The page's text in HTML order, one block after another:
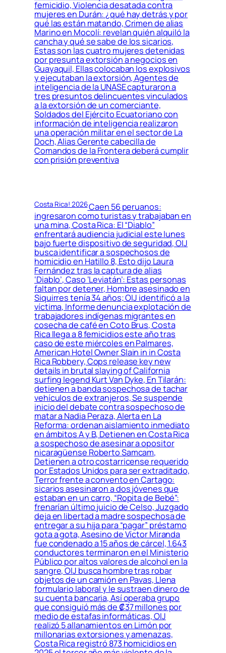
femicidio, Violencia desatada contra
mujeres en Durán: ¿qué hay detrás y por
qué las están matando, Crimen de alias
Marino en Mocolí: revelan quién alquiló la
cancha y qué se sabe de los sicarios,
Estas son las cuatro mujeres detenidas
por presunta extorsión a negocios en
Guayaquil, Ellas colocaban los explosivos
y ejecutaban la extorsión, Agentes de
inteligencia de la UNASE capturaron a
tres presuntos delincuentes vinculados
a la extorsión de un comerciante,
Soldados del Ejército Ecuatoriano con
información de inteligencia realizaron
una operación militar en el sector de La
Doch, Alias Gerente cabecilla de
Comandos de la Frontera deberá cumplir
con prisión preventiva
Costa Rica! 2026Caen 56 peruanos:
ingresaron como turistas y trabajaban en
una mina, Costa Rica: El “Diablo”
enfrentará audiencia judicial este lunes
bajo fuerte dispositivo de seguridad, OIJ
busca identificar a sospechosos de
homicidio en Hatillo 8, Esto dijo Laura
Fernández tras la captura de alias
‘Diablo’, Caso ‘Leviatán’: Estas personas
faltan por detener, Hombre asesinado en
Siquirres tenía 34 años; OIJ identificó a la
víctima, Informe denuncia explotación de
trabajadores indígenas migrantes en
cosecha de café en Coto Brus, Costa
Rica llega a 8 femicidios este año tras
caso de este miércoles en Palmares,
American Hotel Owner Slain in in Costa
Rica Robbery, Cops release key new
details in brutal slaying of California
surfing legend Kurt Van Dyke, En Tilarán:
detienen a banda sospechosa de tachar
vehículos de extranjeros, Se suspende
inicio del debate contra sospechoso de
matar a Nadia Peraza, Alerta en La
Reforma: ordenan aislamiento inmediato
en ámbitos A y B, Detienen en Costa Rica
a sospechoso de asesinar a opositor
nicaragüense Roberto Samcam,
Detienen a otro costarricense requerido
por Estados Unidos para ser extraditado,
Terror frente a convento en Cartago:
sicarios asesinaron a dos jóvenes que
estaban en un carro, “Ropita de Bebé”:
frenarían último juicio de Celso, Juzgado
deja en libertad a madre sospechosa de
entregar a su hija para “pagar” préstamo
gota a gota, Asesino de Víctor Miranda
fue condenado a 15 años de cárcel, 1.643
conductores terminaron en el Ministerio
Público por altos valores de alcohol en la
sangre, OIJ busca hombre tras robar
objetos de un camión en Pavas, Llena
formulario laboral y le sustraen dinero de
su cuenta bancaria, Así operaba grupo
que consiguió más de ₡37 millones por
medio de estafas informáticas, OIJ
realizó 5 allanamientos en Limón por
millonarias extorsiones y amenazas,
Costa Rica registró 873 homicidios en